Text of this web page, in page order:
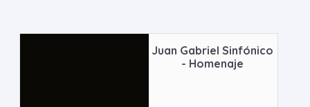
Juan Gabriel Sinfónico
- Homenaje